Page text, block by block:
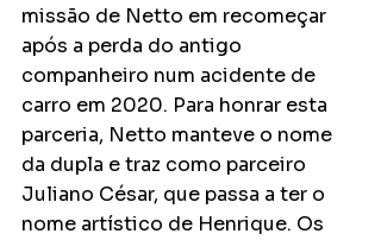
missão de Netto em recomeçar
após a perda do antigo
companheiro num acidente de
carro em 2020. Para honrar esta
parceria, Netto manteve o nome
da dupla e traz como parceiro
Juliano César, que passa a ter o
nome artístico de Henrique. Os